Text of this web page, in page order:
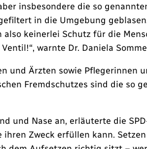
insbesondere die so
in die Umgebung
keinerlei Schutz für die
warnte Dr. Daniela
und Ärzten sowie Pflegerinnen
Fremdschutzes sind die so
und Nase an, erläuterte die
Zweck erfüllen kann.